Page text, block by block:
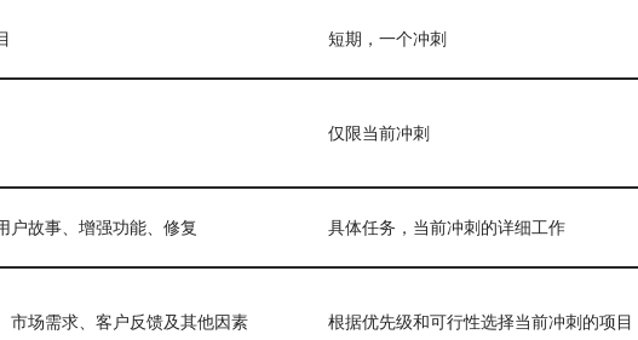
短期，一个冲刺
仅限当前冲刺
户故事、增强功能、修复 具体任务，当前冲刺的详细工作
市场需求、客户反馈及其他因素 根据优先级和可行性选择当前冲刺的项目